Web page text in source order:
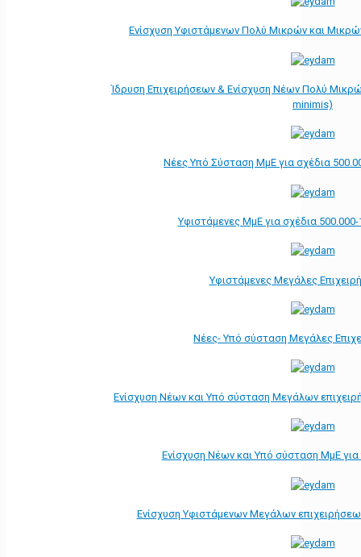
Ενίσχυση Υφιστάμενων Πολύ Μικρών και
Ίδρυση Επιχειρήσεων & Ενίσχυση Νέων Πολύ
minimis)
Νέες Υπό Σύσταση ΜμΕ για σχέδια
Υφιστάμενες ΜμΕ για σχέδια
Υφιστάμενες Μεγάλες
Νέες- Υπό σύσταση Μεγάλες
Ενίσχυση Νέων και Υπό σύσταση Μεγάλων
Ενίσχυση Νέων και Υπό σύσταση ΜμΕ
Ενίσχυση Υφιστάμενων Μεγάλων